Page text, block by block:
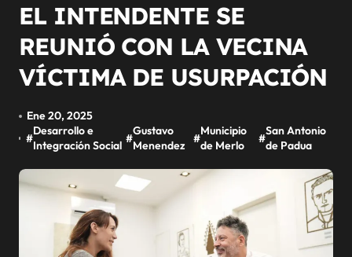
EL INTENDENTE SE
REUNIÓ CON LA VECINA
VÍCTIMA DE USURPACIÓN
Ene 20, 2025
#
Desarrollo e
Integración Social
#
Gustavo
Menendez
#
Municipio
de Merlo
#
San Antonio
de Padua